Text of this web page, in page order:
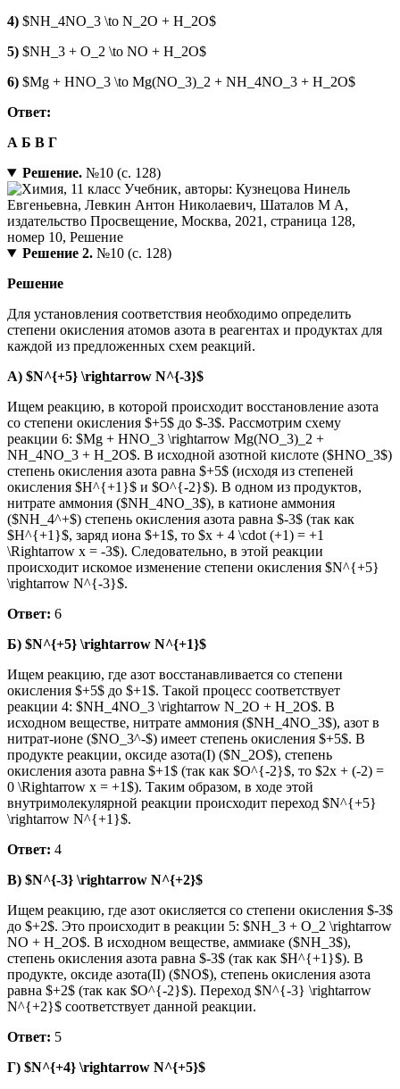
4) $NH_4NO_3 \to N_2O + H_2O$
5) $NH_3 + O_2 \to NO + H_2O$
6) $Mg + HNO_3 \to Mg(NO_3)_2 + NH_4NO_3 + H_2O$
Ответ:
А Б В Г
Решение.№10 (с. 128)
Решение 2.№10 (с. 128)
Решение
Для установления соответствия необходимо определить
степени окисления атомов азота в реагентах и продуктах для
каждой из предложенных схем реакций.
А) $N^{+5} \rightarrow N^{-3}$
Ищем реакцию, в которой происходит восстановление азота
со степени окисления $+5$ до $-3$. Рассмотрим схему
реакции 6: $Mg + HNO_3 \rightarrow Mg(NO_3)_2 +
NH_4NO_3 + H_2O$. В исходной азотной кислоте ($HNO_3$)
степень окисления азота равна $+5$ (исходя из степеней
окисления $H^{+1}$ и $O^{-2}$). В одном из продуктов,
нитрате аммония ($NH_4NO_3$), в катионе аммония
($NH_4^+$) степень окисления азота равна $-3$ (так как
$H^{+1}$, заряд иона $+1$, то $x + 4 \cdot (+1) = +1
\Rightarrow x = -3$). Следовательно, в этой реакции
происходит искомое изменение степени окисления $N^{+5}
\rightarrow N^{-3}$.
Ответ: 6
Б) $N^{+5} \rightarrow N^{+1}$
Ищем реакцию, где азот восстанавливается со степени
окисления $+5$ до $+1$. Такой процесс соответствует
реакции 4: $NH_4NO_3 \rightarrow N_2O + H_2O$. В
исходном веществе, нитрате аммония ($NH_4NO_3$), азот в
нитрат-ионе ($NO_3^-$) имеет степень окисления $+5$. В
продукте реакции, оксиде азота(I) ($N_2O$), степень
окисления азота равна $+1$ (так как $O^{-2}$, то $2x + (-2) =
0 \Rightarrow x = +1$). Таким образом, в ходе этой
внутримолекулярной реакции происходит переход $N^{+5}
\rightarrow N^{+1}$.
Ответ: 4
В) $N^{-3} \rightarrow N^{+2}$
Ищем реакцию, где азот окисляется со степени окисления $-3$
до $+2$. Это происходит в реакции 5: $NH_3 + O_2 \rightarrow
NO + H_2O$. В исходном веществе, аммиаке ($NH_3$),
степень окисления азота равна $-3$ (так как $H^{+1}$). В
продукте, оксиде азота(II) ($NO$), степень окисления азота
равна $+2$ (так как $O^{-2}$). Переход $N^{-3} \rightarrow
N^{+2}$ соответствует данной реакции.
Ответ: 5
Г) $N^{+4} \rightarrow N^{+5}$